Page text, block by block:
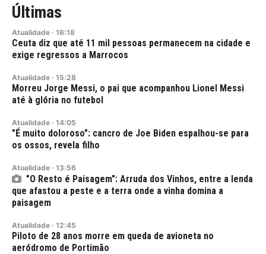
Últimas
Atualidade · 16:18
Ceuta diz que até 11 mil pessoas permanecem na cidade e
exige regressos a Marrocos
Atualidade · 15:28
Morreu Jorge Messi, o pai que acompanhou Lionel Messi
até à glória no futebol
Atualidade · 14:05
"É muito doloroso": cancro de Joe Biden espalhou-se para
os ossos, revela filho
Atualidade · 13:56
"O Resto é Paisagem": Arruda dos Vinhos, entre a lenda
que afastou a peste e a terra onde a vinha domina a
paisagem
Atualidade · 12:45
Piloto de 28 anos morre em queda de avioneta no
aeródromo de Portimão